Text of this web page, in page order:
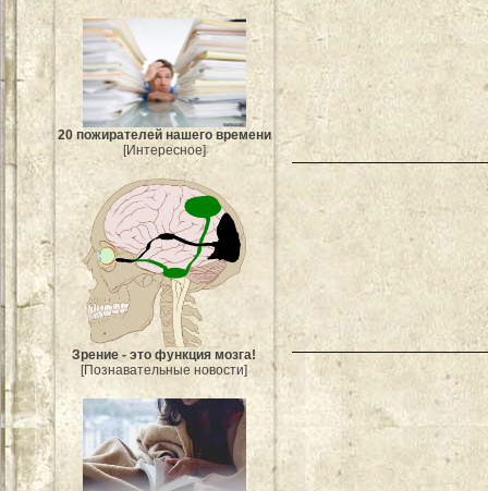
20 пожирателей нашего времени
[Интересное]
Зрение - это функция мозга!
[Познавательные новости]